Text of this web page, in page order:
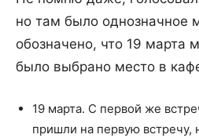
но там было однозначное
обозначено, что 19 марта
было выбрано место в
19 марта. С первой же
пришли на первую встречу,